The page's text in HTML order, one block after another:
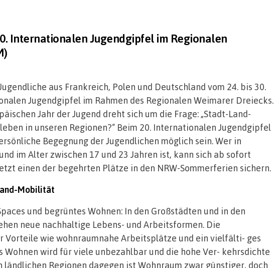
Internationalen Jugendgipfel im Regionalen
aus Frankreich, Polen und Deutschland vom 24. bis 30.
Jugendgipfel im Rahmen des Regionalen Weimarer Dreiecks.
Jahr der Jugend dreht sich um die Frage: „Stadt-Land-
in unseren Regionen?“ Beim 20. Internationalen Jugendgipfel
Begegnung der Jugendlichen möglich sein. Wer in
im Alter zwischen 17 und 23 Jahren ist, kann sich ab sofort
einen der begehrten Plätze in den NRW-Sommerferien sichern.
Mobilität
und begrüntes Wohnen: In den Großstädten und in den
neue nachhaltige Lebens- und Arbeitsformen. Die
Vorteile wie wohnraumnahe Arbeitsplätze und ein vielfälti- ges
Wohnen wird für viele unbezahlbar und die hohe Ver- kehrsdichte
ländlichen Regionen dagegen ist Wohnraum zwar günstiger, doch